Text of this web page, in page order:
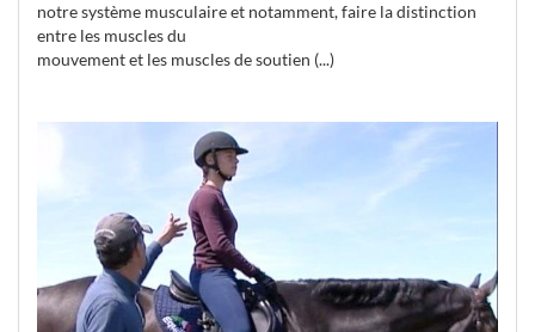
notre système musculaire et notamment, faire la distinction
entre les muscles du
mouvement et les muscles de soutien (...)